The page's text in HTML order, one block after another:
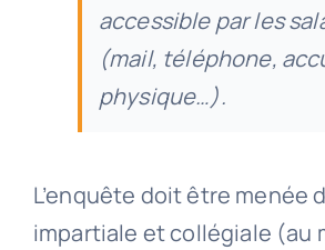
accessible par les
(mail, téléphone,
physique…).
L’enquête doit être menée
impartiale et collégiale (au